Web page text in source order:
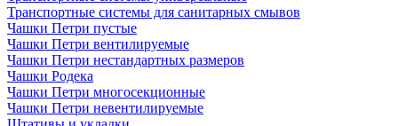
Транспортные системы для санитарных смывов
Чашки Петри пустые
Чашки Петри вентилируемые
Чашки Петри нестандартных размеров
Чашки Родека
Чашки Петри многосекционные
Чашки Петри невентилируемые